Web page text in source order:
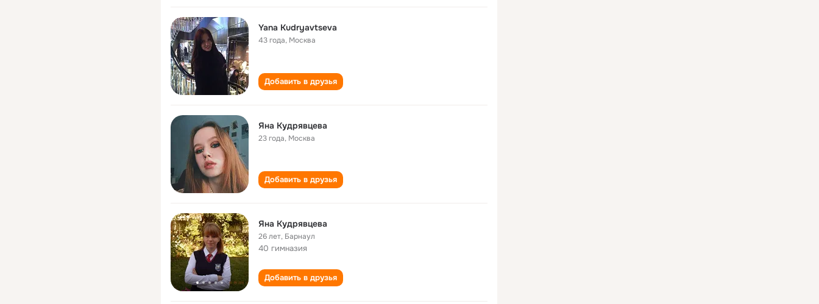
Yana Kudryavtseva
43 года, Москва
Добавить в друзья
Яна Кудрявцева
23 года, Москва
Добавить в друзья
Яна Кудрявцева
26 лет, Барнаул
40 гимназия
Добавить в друзья